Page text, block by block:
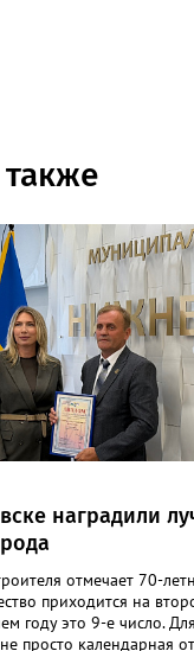
наградили
отмечает 70-
приходится на
году это 9-е число.
просто календарная